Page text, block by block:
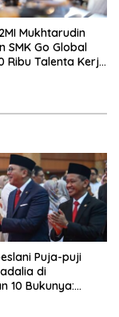
Mukhtarudin
SMK Go Global
Ribu Talenta Kerja
Puja-puji
di
10 Bukunya: